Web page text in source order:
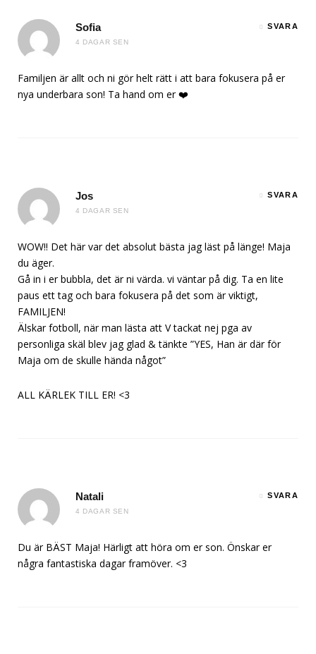
Sofia
4 DAGAR SEN
SVARA
Familjen är allt och ni gör helt rätt i att bara fokusera på er
nya underbara son! Ta hand om er ❤️
Jos
4 DAGAR SEN
SVARA
WOW!! Det här var det absolut bästa jag läst på länge! Maja
du äger.
Gå in i er bubbla, det är ni värda. vi väntar på dig. Ta en lite
paus ett tag och bara fokusera på det som är viktigt,
FAMILJEN!
Älskar fotboll, när man lästa att V tackat nej pga av
personliga skäl blev jag glad & tänkte ”YES, Han är där för
Maja om de skulle hända något”
ALL KÄRLEK TILL ER! <3
Natali
4 DAGAR SEN
SVARA
Du är BÄST Maja! Härligt att höra om er son. Önskar er
några fantastiska dagar framöver. <3